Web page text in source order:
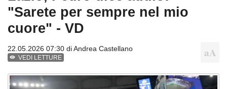
"Sarete per sempre nel mio
cuore" - VD
22.05.2026 07:30 diAndrea Castellano
VEDI LETTURE